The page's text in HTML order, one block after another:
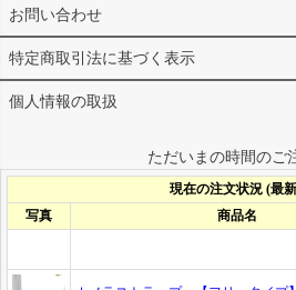
お問い合わせ
特定商取引法に基づく表示
個人情報の取扱
ただいまの時間のご